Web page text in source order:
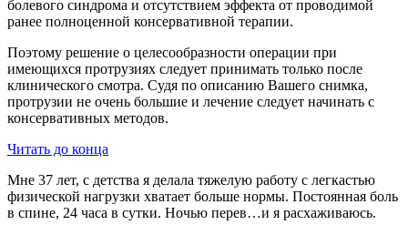
болевого синдрома и отсутствием эффекта от проводимой
ранее полноценной консервативной терапии.
Поэтому решение о целесообразности операции при
имеющихся протрузиях следует принимать только после
клинического смотра. Судя по описанию Вашего снимка,
протрузии не очень большие и лечение следует начинать с
консервативных методов.
Читать до конца
Мне 37 лет, с детства я делала тяжелую работу с легкастью
физической нагрузки хватает больше нормы. Постоянная боль
в спине, 24 часа в сутки. Ночью перев…и я расхаживаюсь.